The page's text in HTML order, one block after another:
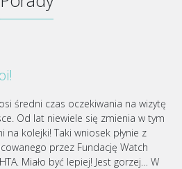
średni czas oczekiwania na wizytę
Od lat niewiele się zmienia w tym
na kolejki! Taki wniosek płynie z
przez Fundację Watch
Miało być lepiej! Jest gorzej… W